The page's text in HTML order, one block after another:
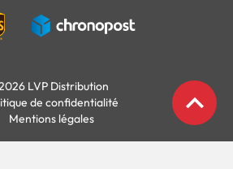
expand_less
LVP Distribution
de confidentialité
Mentions légales